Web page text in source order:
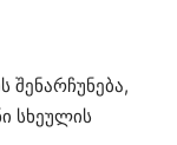
შენარჩუნება,
სხეულის